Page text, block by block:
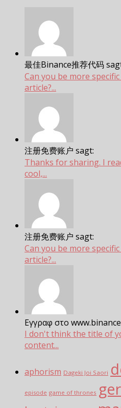
最佳Binance推荐代码
Can you be more
article?...
注册免费账户 sagt:
Thanks for sharing. I
cool,...
注册免费账户 sagt:
Can you be more
article?...
Εγγραφ στο
I don't think the title of
content...
aphorism Dageki Joi Saori
episode game of thrones